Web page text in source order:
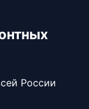
России